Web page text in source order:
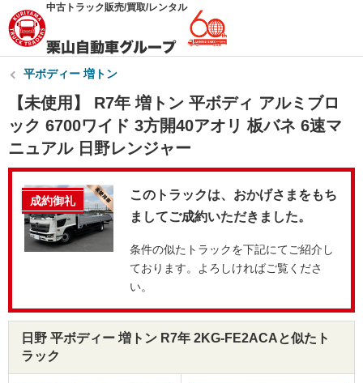
中古トラック販売/買取/レンタル
平ボディー 増トン
【未使用】 R7年 増トン 平ボディ アルミブロ
ック 6700ワイド 3方開40アオリ 板バネ 6速マ
ニュアル 日野レンジャー
成約御礼
このトラックは、おかげさまをもち
ましてご成約いただきました。
条件の似たトラックを下記にてご紹介し
ております。よろしければご覧くださ
い。
日野 平ボディー 増トン R7年 2KG-FE2ACAと似たト
ラック